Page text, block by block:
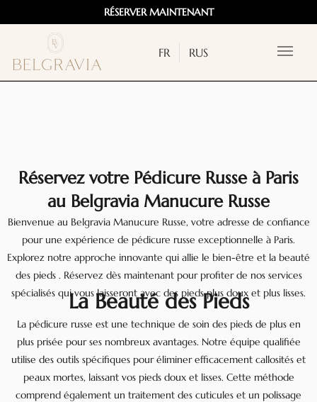
RÉSERVER MAINTENANT
FR RUS
Réservez votre Pédicure Russe à Paris
au Belgravia Manucure Russe
Bienvenue au Belgravia Manucure Russe, votre adresse de confiance
pour une expérience de pédicure russe exceptionnelle à Paris.
Explorez notre approche innovante qui allie le bien-être et la beauté
des pieds . Réservez dès maintenant pour profiter de nos services
spécialisés qui vous laisseront avec des pieds plus doux et plus lisses.
La Beauté des Pieds
La pédicure russe est une technique de soin des pieds de plus en
plus prisée pour ses nombreux avantages. Notre équipe qualifiée
utilise des outils spécifiques pour éliminer efficacement callosités et
peaux mortes, laissant vos pieds doux et lisses. Cette méthode
comprend également un traitement des cuticules et un polissage